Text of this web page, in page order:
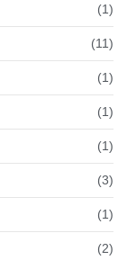
(1)
(11)
(1)
(1)
(1)
(3)
(1)
(2)